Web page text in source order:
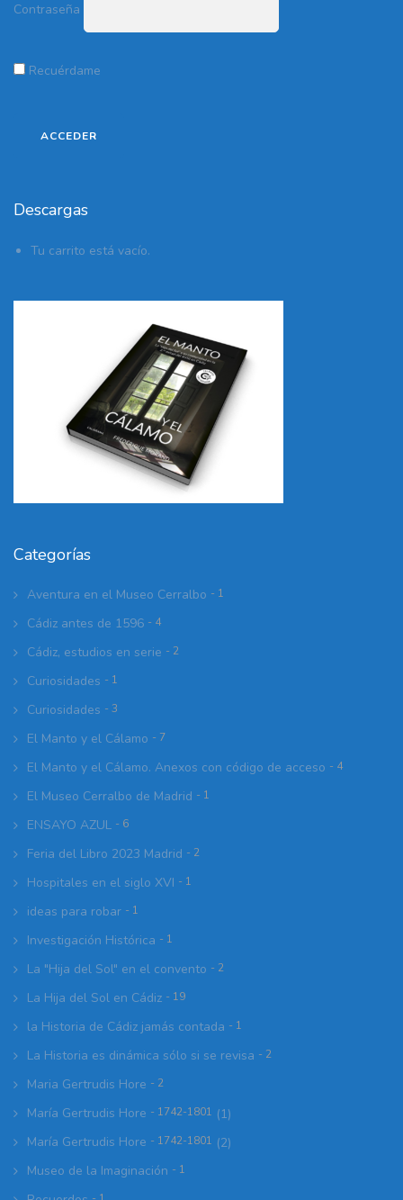
Contraseña
Recuérdame
Descargas
Tu carrito está vacío.
Categorías
Aventura en el Museo Cerralbo - 1
Cádiz antes de 1596 - 4
Cádiz, estudios en serie - 2
Curiosidades - 1
Curiosidades - 3
El Manto y el Cálamo - 7
El Manto y el Cálamo. Anexos con código de acceso - 4
El Museo Cerralbo de Madrid - 1
ENSAYO AZUL - 6
Feria del Libro 2023 Madrid - 2
Hospitales en el siglo XVI - 1
ideas para robar - 1
Investigación Histórica - 1
La "Hija del Sol" en el convento - 2
La Hija del Sol en Cádiz - 19
la Historia de Cádiz jamás contada - 1
La Historia es dinámica sólo si se revisa - 2
Maria Gertrudis Hore - 2
María Gertrudis Hore - 1742-1801 (1)
María Gertrudis Hore - 1742-1801 (2)
Museo de la Imaginación - 1